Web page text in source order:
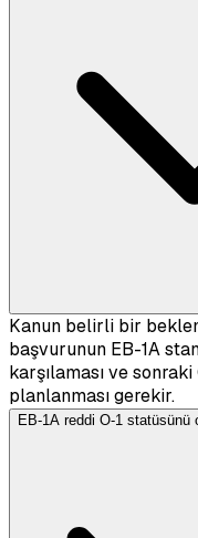
Kanun belirli bir
başvurunun EB-1A
karşılaması ve sonraki
planlanması gerekir.
EB-1A reddi O-1 statüsünü